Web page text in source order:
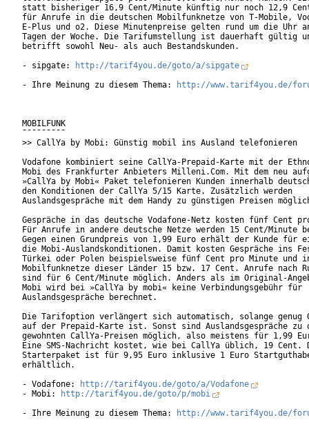
statt bisheriger 16,9 Cent/Minute künftig nur noch 12,9
für Anrufe in die deutschen Mobilfunknetze von T-Mobile,
E-Plus und o2. Diese Minutenpreise gelten rund um die Uhr
Tagen der Woche. Die Tarifumstellung ist dauerhaft gültig
betrifft sowohl Neu- als auch Bestandskunden.
- sipgate:
http://tarif4you.de/goto/a/sipgate
- Ihre Meinung zu diesem Thema:
http://www.tarif4you.de/
MOBILFUNK
¯¯¯¯¯¯¯¯¯
>> CallYa by Mobi: Günstig mobil ins Ausland telefonieren
Vodafone kombiniert seine CallYa-Prepaid-Karte mit der
Mobi des Frankfurter Anbieters Milleni.Com. Mit dem neu
»CallYa by Mobi« Paket telefonieren Kunden innerhalb
den Konditionen der CallYa 5/15 Karte. Zusätzlich werden
Auslandsgespräche mit dem Handy zu günstigen Preisen
Gespräche in das deutsche Vodafone-Netz kosten fünf Cent
Für Anrufe in andere deutsche Netze werden 15 Cent/Minute
Gegen einen Grundpreis von 1,99 Euro erhält der Kunde für
die Mobi-Auslandskonditionen. Damit kosten Gespräche ins
Türkei oder Polen beispielsweise fünf Cent pro Minute und
Mobilfunknetze dieser Länder 15 bzw. 17 Cent. Anrufe nach
sind für 6 Cent/Minute möglich. Anders als im Original-
Mobi wird bei »CallYa by mobi« keine Verbindungsgebühr für
Auslandsgespräche berechnet.
Die Tarifoption verlängert sich automatisch, solange genug
auf der Prepaid-Karte ist. Sonst sind Auslandsgespräche zu
gewohnten CallYa-Preisen möglich, also meistens für 1,99
Eine SMS-Nachricht kostet, wie bei CallYa üblich, 19 Cent.
Starterpaket ist für 9,95 Euro inklusive 1 Euro
erhältlich.
- Vodafone:
http://tarif4you.de/goto/a/Vodafone
- Mobi:
http://tarif4you.de/goto/p/mobi
- Ihre Meinung zu diesem Thema:
http://www.tarif4you.de/